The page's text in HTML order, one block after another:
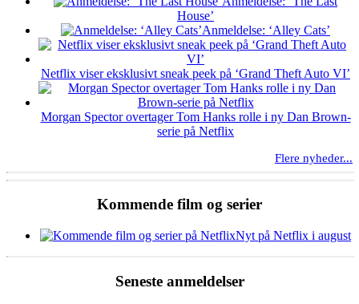
House’
Anmeldelse: ‘Alley Cats’
Netflix viser eksklusivt sneak peek på ‘Grand Theft Auto VI’
Morgan Spector overtager Tom Hanks rolle i ny Dan Brown-
serie på Netflix
Flere nyheder...
Kommende film og serier
Nyt på Netflix i august
Seneste anmeldelser